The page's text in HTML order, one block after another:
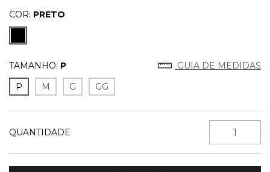
COR: PRETO
TAMANHO: P
GUIA DE MEDIDAS
P
M G GG
QUANTIDADE